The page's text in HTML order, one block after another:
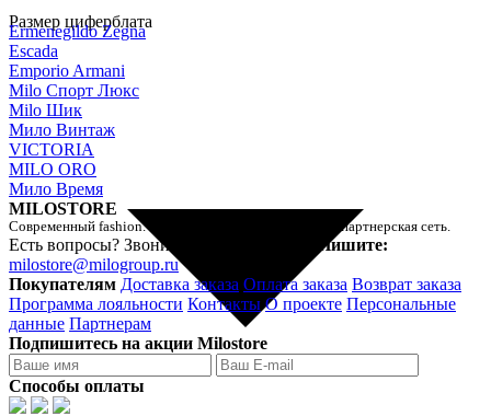
Размер циферблата
Ermenegildo Zegna
Escada
Emporio Armani
Milo Спорт Люкс
Milo Шик
Мило Винтаж
VICTORIA
MILO ORO
Мило Время
MILOSTORE
Современный fashion. Умный шоппинг. Официальная партнерская сеть.
Есть вопросы? Звоните!
Пишите:
milostore@milogroup.ru
Покупателям Доставка заказа Оплата заказа Возврат заказа
Программа лояльности Контакты О проекте Персональные
данные Партнерам
Подпишитесь на акции Milostore
Способы оплаты